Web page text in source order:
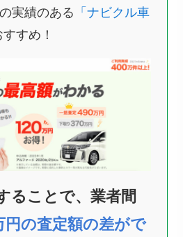
実績のある 「ナビクル車
すめ！
ることで、業者間
円の査定額の差がで